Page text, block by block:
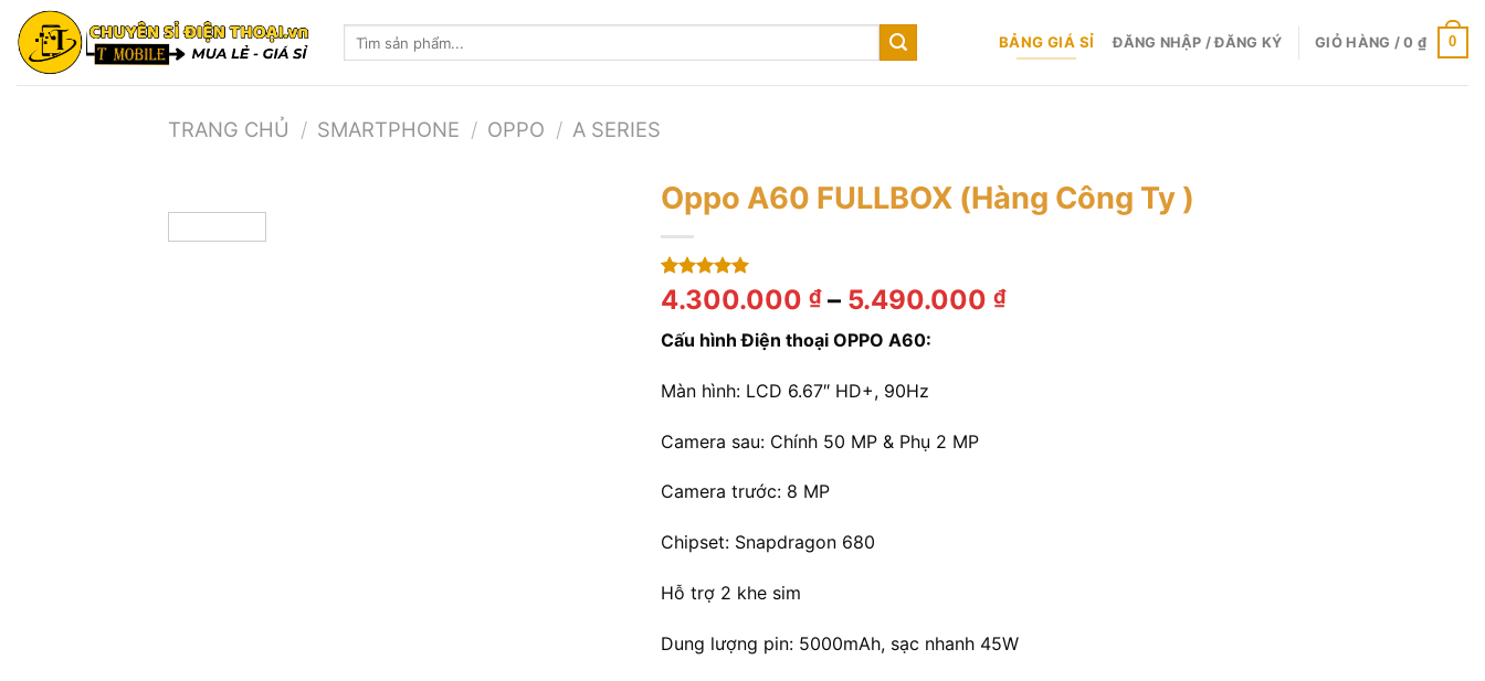
Skip
content
Tìm
BẢNG GIÁ SỈ ĐĂNG NHẬP / ĐĂNG KÝ GIỎ HÀNG /0 ₫ 0
TRANG CHỦ / SMARTPHONE / OPPO / A SERIES
Oppo A60 FULLBOX (Hàng Công Ty )
5.00trên 5
dựa trên
1
4.300.000 ₫ – 5.490.000 ₫Khoảng
Cấu hình Điện thoại OPPO A60:
Màn hình: LCD 6.67″ HD+, 90Hz
Camera sau: Chính 50 MP & Phụ 2 MP
Camera trước: 8 MP
Chipset: Snapdragon 680
Hỗ trợ 2 khe sim
Dung lượng pin: 5000mAh, sạc nhanh 45W